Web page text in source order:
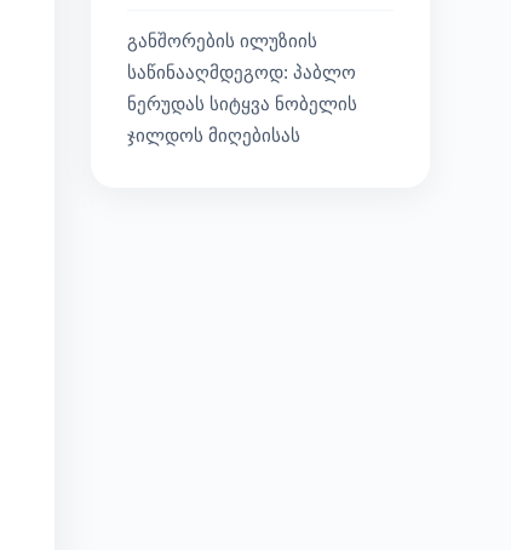
განშორების ილუზიის
საწინააღმდეგოდ: პაბლო
ნერუდას სიტყვა ნობელის
ჯილდოს მიღებისას